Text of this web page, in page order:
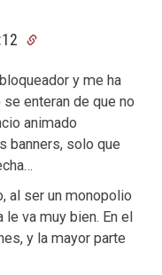
y me ha
enteran de que no
animado
banners, solo que
al ser un monopolio
va muy bien. En el
y la mayor parte